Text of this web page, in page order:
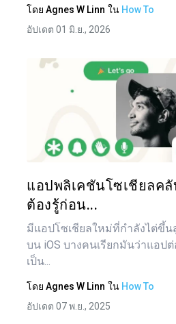
โดย Agnes W Linn ใน How To
อัปเดต 01 มิ.ย., 2026
แอปพลิเคชันโซเชียลค
ต้องรู้ก่อน...
มีแอปโซเชียลใหม่ที่กำลังไต่ขึ้
บน iOS บางคนเรียกมันว่าแอป
เป็น...
โดย Agnes W Linn ใน How To
อัปเดต 07 พ.ย., 2025